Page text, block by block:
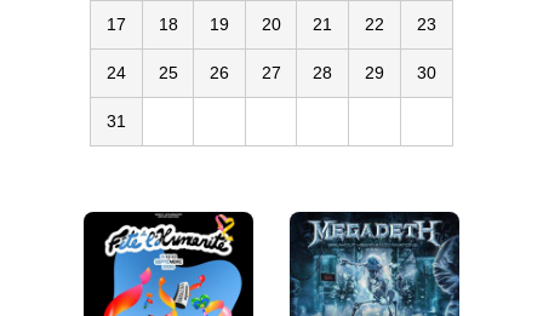
17 18 19 20 21 22 23
24 25 26 27 28 29 30
31